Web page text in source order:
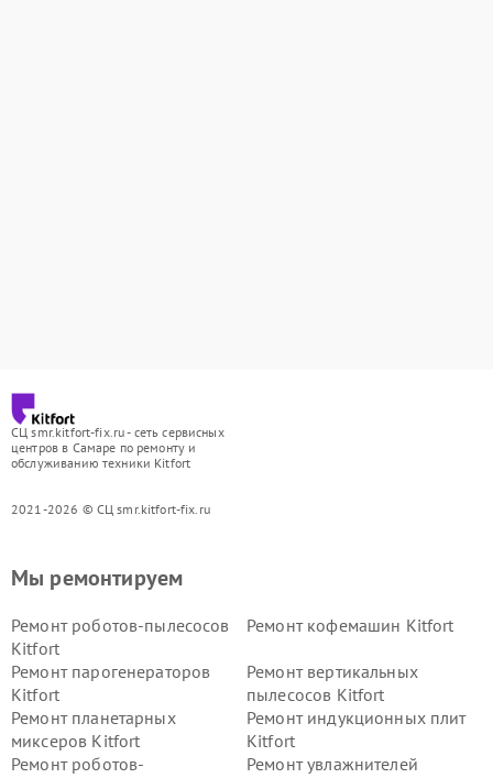
СЦ smr.kitfort-fix.ru - сеть сервисных
центров в Самаре по ремонту и
обслуживанию техники Kitfort
2021-2026 © СЦ smr.kitfort-fix.ru
Мы ремонтируем
Ремонт роботов-пылесосов
Kitfort
Ремонт кофемашин Kitfort
Ремонт парогенераторов
Kitfort
Ремонт вертикальных
пылесосов Kitfort
Ремонт планетарных
миксеров Kitfort
Ремонт индукционных плит
Kitfort
Ремонт роботов-
Ремонт увлажнителей